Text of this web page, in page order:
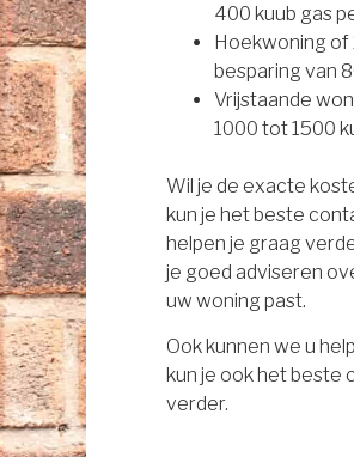
400 kuub gas
Hoekwoning of
besparing van
Vrijstaande
1000 tot 1500
Wil je de exacte
kun je het beste
helpen je graag
je goed adviseren
uw woning past.
Ook kunnen we u
kun je ook het beste
verder.